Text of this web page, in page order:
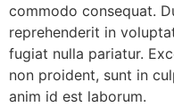
commodo consequat.
reprehenderit in
fugiat nulla pariatur.
non proident, sunt in
anim id est laborum.